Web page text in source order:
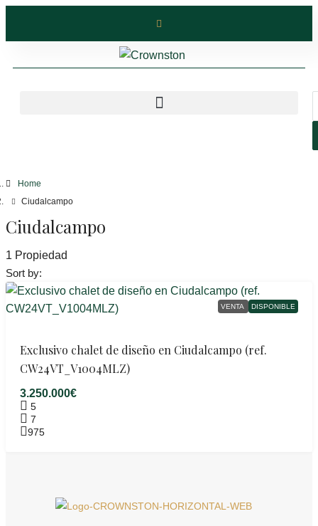
Home
Ciudalcampo
Ciudalcampo
1 Propiedad
Sort by:
VENTA DISPONIBLE
Exclusivo chalet de diseño en Ciudalcampo (ref.
CW24VT_V1004MLZ)
3.250.000€
5
7
975